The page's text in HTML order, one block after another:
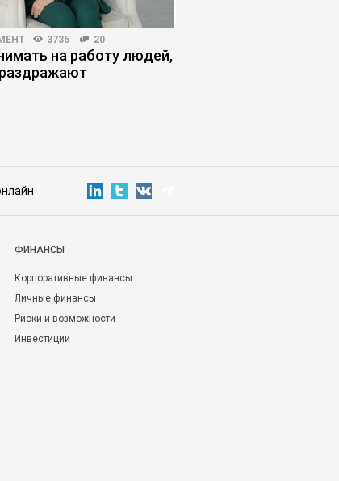
3735 20
на работу людей,
ФИНАНСЫ
Корпоративные финансы
Личные финансы
Риски и возможности
Инвестиции